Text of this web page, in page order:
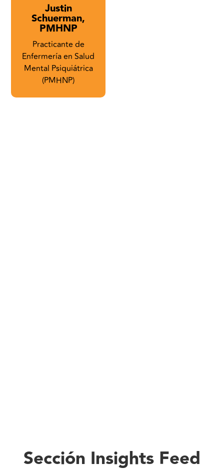
Justin
Schuerman,
PMHNP
Practicante de
Enfermería en Salud
Mental Psiquiátrica
(PMHNP)
Sección Insights Feed